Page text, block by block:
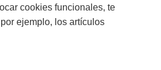
cookies funcionales, te
ejemplo, los artículos